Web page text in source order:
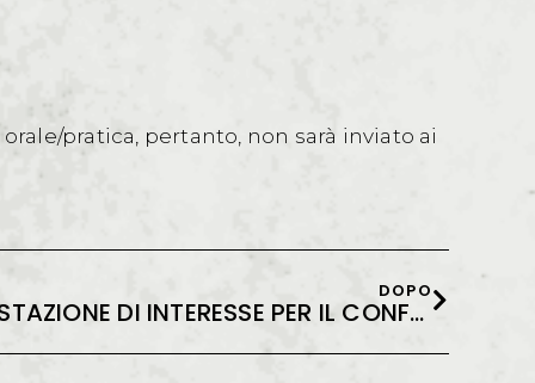
pratica, pertanto, non sarà inviato ai
DOPO
AVVISO PER LA MANIFESTAZIONE DI INTERESSE PER IL CONFERIMENTO DELL’INCARICO DI SEGRETARIO ARTISTICO PER IL 71° FESTIVAL PUCCINI